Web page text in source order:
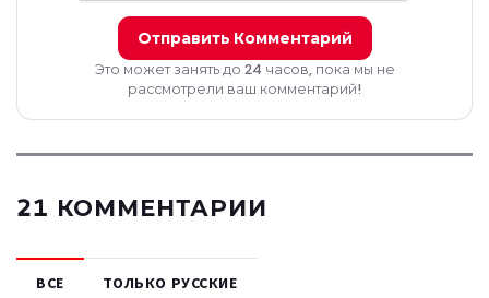
Отправить Комментарий
Это может занять до 24 часов, пока мы не
рассмотрели ваш комментарий!
21 КОММЕНТАРИИ
ВСЕ ТОЛЬКО РУССКИЕ